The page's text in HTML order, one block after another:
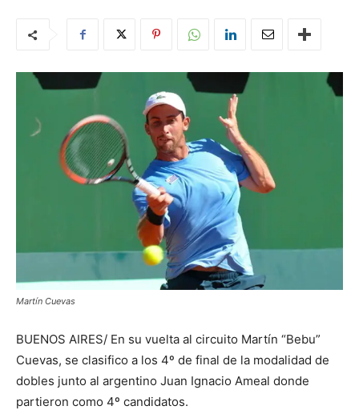
Martín Cuevas
BUENOS AIRES/ En su vuelta al circuito Martín “Bebu”
Cuevas, se clasifico a los 4º de final de la modalidad de
dobles junto al argentino Juan Ignacio Ameal donde
partieron como 4º candidatos.